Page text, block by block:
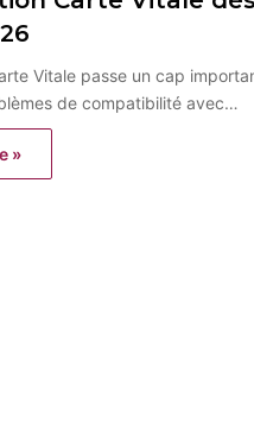
Vitale passe un cap
de compatibilité avec…
»